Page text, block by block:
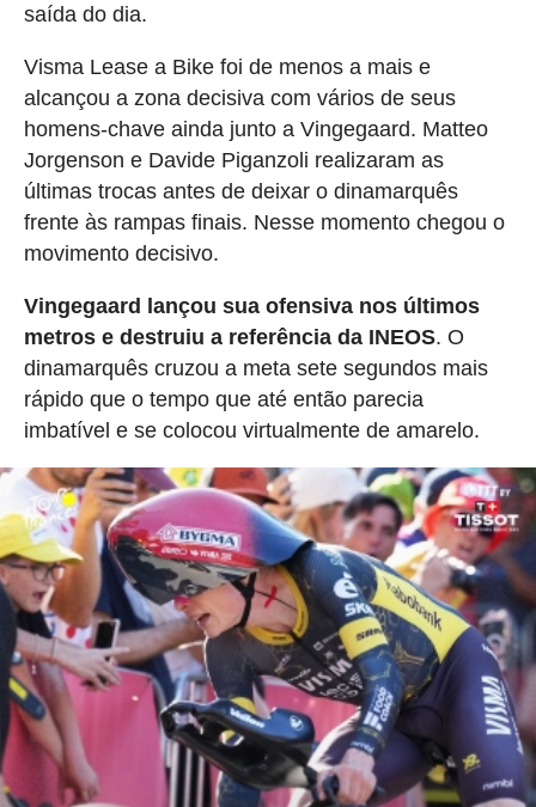
saída do dia.
Visma Lease a Bike foi de menos a mais e
alcançou a zona decisiva com vários de seus
homens-chave ainda junto a Vingegaard. Matteo
Jorgenson e Davide Piganzoli realizaram as
últimas trocas antes de deixar o dinamarquês
frente às rampas finais. Nesse momento chegou o
movimento decisivo.
Vingegaard lançou sua ofensiva nos últimos
metros e destruiu a referência da INEOS. O
dinamarquês cruzou a meta sete segundos mais
rápido que o tempo que até então parecia
imbatível e se colocou virtualmente de amarelo.